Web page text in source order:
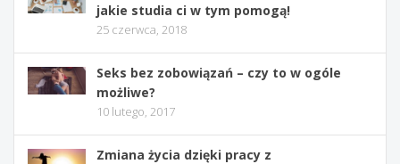
jakie studia ci w tym pomogą!
25 czerwca, 2018
Seks bez zobowiązań – czy to w ogóle
możliwe?
10 lutego, 2017
Zmiana życia dzięki pracy z